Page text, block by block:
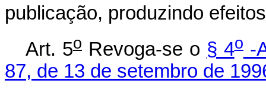
publicação, produzindo
Art. 5oRevoga-se o § 4o-
87, de 13 de setembro de